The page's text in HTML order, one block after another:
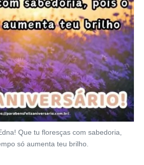
Que tu floresças com sabedoria,
só aumenta teu brilho.